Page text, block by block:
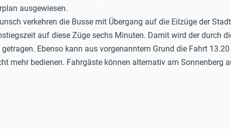
ausgewiesen.
verkehren die Busse mit Übergang auf die Eilzüge der
auf diese Züge sechs Minuten. Damit wird der durch
Ebenso kann aus vorgenanntem Grund die Fahrt 13.20
mehr bedienen. Fahrgäste können alternativ am Sonnenberg